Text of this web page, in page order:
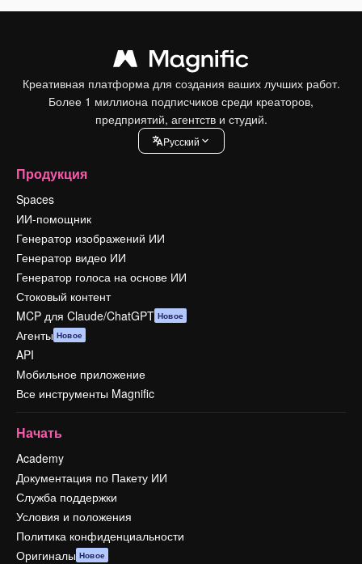
Креативная платформа для создания ваших лучших работ.
Более 1 миллиона подписчиков среди креаторов,
предприятий, агентств и студий.
Pусский
Продукция
Spaces
ИИ-помощник
Генератор изображений ИИ
Генератор видео ИИ
Генератор голоса на основе ИИ
Стоковый контент
MCP для Claude/ChatGPT Новое
Агенты Новое
API
Мобильное приложение
Все инструменты Magnific
Начать
Academy
Документация по Пакету ИИ
Служба поддержки
Условия и положения
Политика конфиденциальности
Оригиналы Новое